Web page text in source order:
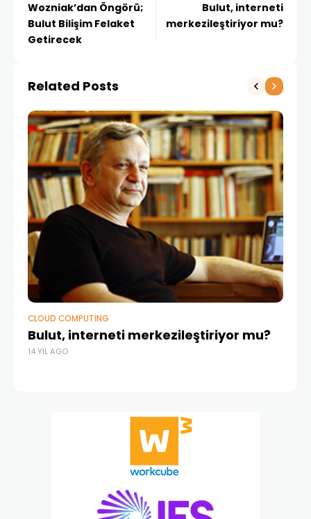
Wozniak’dan Öngörü;
Bulut Bilişim Felaket
Getirecek
Bulut, interneti
merkezileştiriyor mu?
Related Posts
CLOUD COMPUTING
Bulut, interneti merkezileştiriyor mu?
14 YIL AGO